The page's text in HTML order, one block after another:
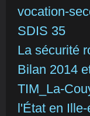
vocation-
SDIS 35
La sécurité
Bilan 2014
TIM_La-
l'État en